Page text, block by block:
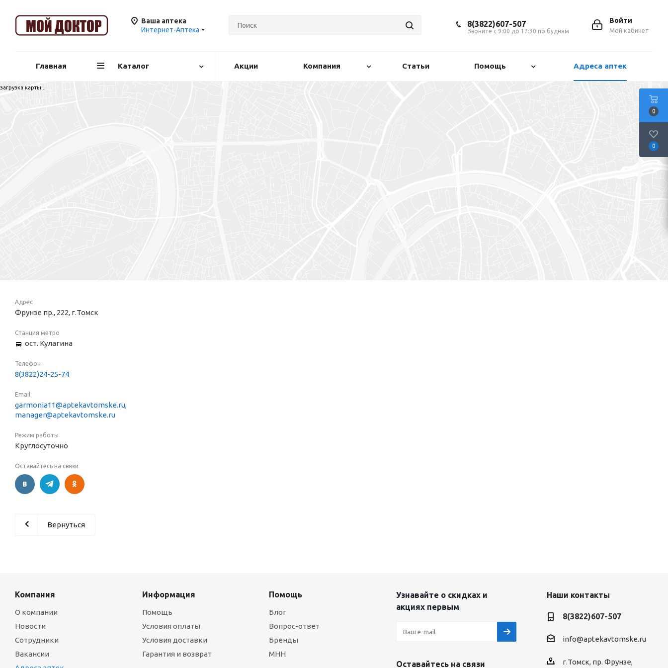
Ваша аптека
Интернет-Аптека
Войти
Мой кабинет
8(3822)607-507
Звоните с 9:00 до 17:30 по будням
Главная Каталог Акции Компания Статьи Помощь Адреса аптек
загрузка карты...
Адрес
Фрунзе пр., 222, г.Томск
Станция метро
ост. Кулагина
Телефон
8(3822)24-25-74
Email
garmonia11@aptekavtomske.ru,
manager@aptekavtomske.ru
Режим работы
Круглосуточно
Оставайтесь на связи
Вернуться
Компания
О компании
Новости
Сотрудники
Вакансии
Информация
Помощь
Условия оплаты
Условия доставки
Гарантия и возврат
Помощь
Блог
Вопрос-ответ
Бренды
МНН
Узнавайте о скидках и
акциях первым
Оставайтесь на связи
Наши контакты
8(3822)607-507
info@aptekavtomske.ru
г.Томск, пр. Фрунзе,
0
0